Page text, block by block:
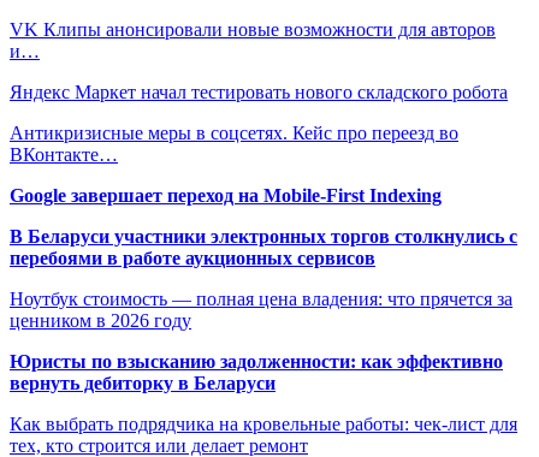
VK Клипы анонсировали новые возможности для авторов
и…
Яндекс Маркет начал тестировать нового складского робота
Антикризисные меры в соцсетях. Кейс про переезд во
ВКонтакте…
Google завершает переход на Mobile-First Indexing
В Беларуси участники электронных торгов столкнулись с
перебоями в работе аукционных сервисов
Ноутбук стоимость — полная цена владения: что прячется за
ценником в 2026 году
Юристы по взысканию задолженности: как эффективно
вернуть дебиторку в Беларуси
Как выбрать подрядчика на кровельные работы: чек-лист для
тех, кто строится или делает ремонт